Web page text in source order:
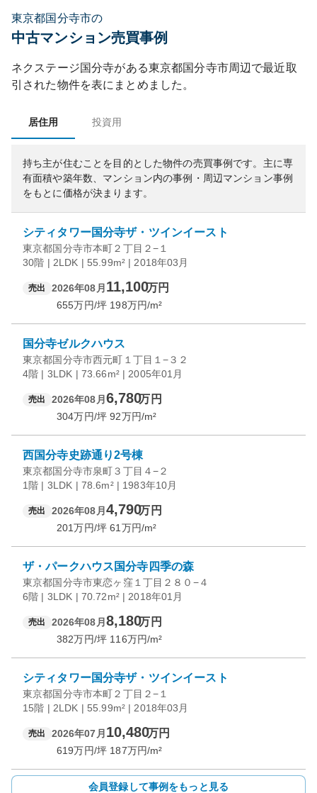
東京都国分寺市の
中古マンション売買事例
ネクステージ国分寺がある東京都国分寺市周辺で最近取
引された物件を表にまとめました。
居住用 投資用
持ち主が住むことを目的とした物件の売買事例です。 主に専
有面積や築年数、マンション内の事例・周辺マンション事例
をもとに価格が決まります。
シティタワー国分寺ザ・ツインイースト
東京都国分寺市本町２丁目２−１
30階 | 2LDK | 55.99m² | 2018年03月
売出 2026年08月 11,100万円
655万円/坪 198万円/m²
国分寺ゼルクハウス
東京都国分寺市西元町１丁目１−３２
4階 | 3LDK | 73.66m² | 2005年01月
売出 2026年08月 6,780万円
304万円/坪 92万円/m²
西国分寺史跡通り2号棟
東京都国分寺市泉町３丁目４−２
1階 | 3LDK | 78.6m² | 1983年10月
売出 2026年08月 4,790万円
201万円/坪 61 万円/m²
ザ・パークハウス国分寺四季の森
東京都国分寺市東恋ヶ窪１丁目２８０−４
6階 | 3LDK | 70.72m² | 2018年01月
売出 2026年08月 8,180万円
382万円/坪 116万円/m²
シティタワー国分寺ザ・ツインイースト
東京都国分寺市本町２丁目２−１
15階 | 2LDK | 55.99m² | 2018年03月
売出 2026年07月 10,480万円
619万円/坪 187万円/m²
会員登録して事例をもっと見る